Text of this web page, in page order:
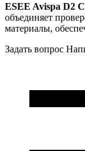
ESEE Avispa D2
объединяет
материалы,
Задать вопрос